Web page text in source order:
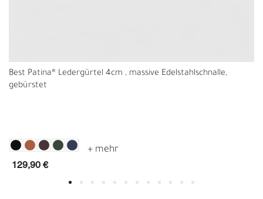
Best Patina® Ledergürtel 4cm , massive Edelstahlschnalle,
gebürstet
129,90 €